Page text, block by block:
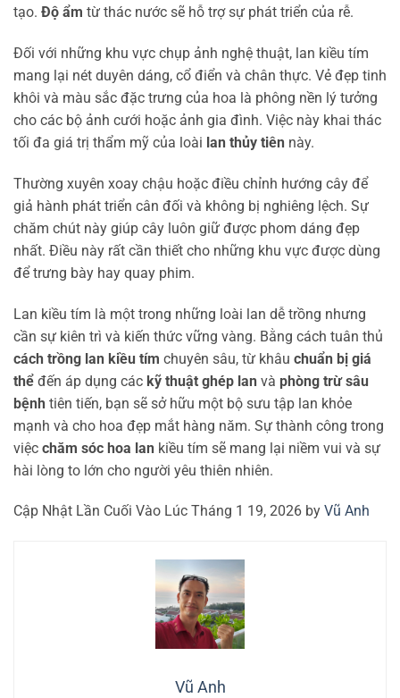
tạo. Độ ẩm từ thác nước sẽ hỗ trợ sự phát triển của rễ.
Đối với những khu vực chụp ảnh nghệ thuật, lan kiều tím
mang lại nét duyên dáng, cổ điển và chân thực. Vẻ đẹp tinh
khôi và màu sắc đặc trưng của hoa là phông nền lý tưởng
cho các bộ ảnh cưới hoặc ảnh gia đình. Việc này khai thác
tối đa giá trị thẩm mỹ của loài lan thủy tiên này.
Thường xuyên xoay chậu hoặc điều chỉnh hướng cây để
giả hành phát triển cân đối và không bị nghiêng lệch. Sự
chăm chút này giúp cây luôn giữ được phom dáng đẹp
nhất. Điều này rất cần thiết cho những khu vực được dùng
để trưng bày hay quay phim.
Lan kiều tím là một trong những loài lan dễ trồng nhưng
cần sự kiên trì và kiến thức vững vàng. Bằng cách tuân thủ
cách trồng lan kiều tím chuyên sâu, từ khâu chuẩn bị giá
thể đến áp dụng các kỹ thuật ghép lan và phòng trừ sâu
bệnh tiên tiến, bạn sẽ sở hữu một bộ sưu tập lan khỏe
mạnh và cho hoa đẹp mắt hàng năm. Sự thành công trong
việc chăm sóc hoa lan kiều tím sẽ mang lại niềm vui và sự
hài lòng to lớn cho người yêu thiên nhiên.
Cập Nhật Lần Cuối Vào Lúc Tháng 1 19, 2026 by Vũ Anh
Vũ Anh